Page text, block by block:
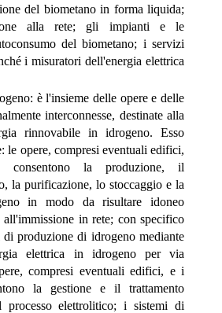
del biometano in forma liquida;
alla rete; gli impianti e le
del biometano; i servizi
i misuratori dell'energia elettrica
è l'insieme delle opere e delle
interconnesse, destinate alla
rinnovabile in idrogeno. Esso
le opere, compresi eventuali edifici,
la produzione, il
la purificazione, lo stoccaggio e la
in modo da risultare idoneo
in rete; con specifico
produzione di idrogeno mediante
elettrica in idrogeno per via
compresi eventuali edifici, e i
la gestione e il trattamento
processo elettrolitico; i sistemi di